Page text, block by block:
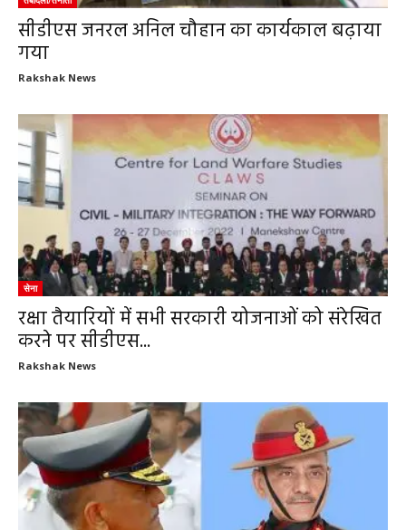
सीडीएस जनरल अनिल चौहान का कार्यकाल बढ़ाया
गया
Rakshak News
सेना
रक्षा तैयारियों में सभी सरकारी योजनाओं को संरेखित
करने पर सीडीएस...
Rakshak News